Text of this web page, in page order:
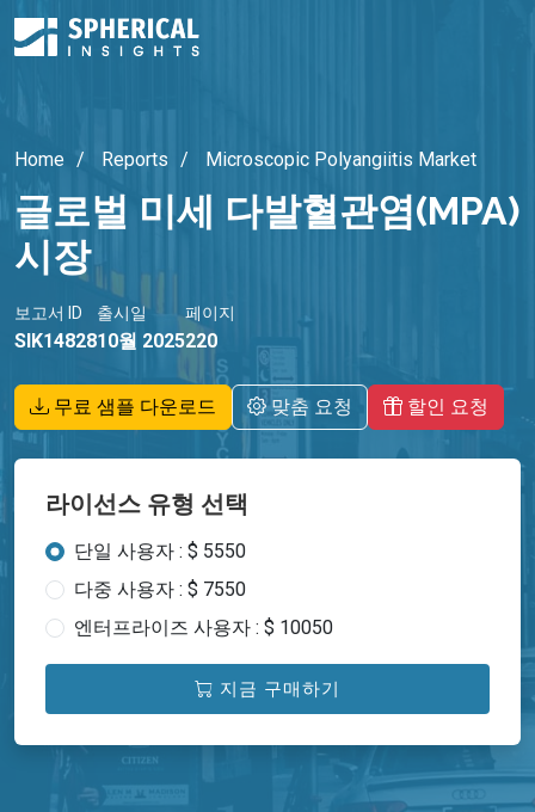
Home Reports Microscopic Polyangiitis Market
글로벌 미세 다발혈관염(MPA)
시장
보고서 ID
SIK14828
출시일
10월 2025
페이지
220
무료 샘플 다운로드 맞춤 요청 할인 요청
라이선스 유형 선택
단일 사용자 : $ 5550
다중 사용자 : $ 7550
엔터프라이즈 사용자 : $ 10050
지금 구매하기